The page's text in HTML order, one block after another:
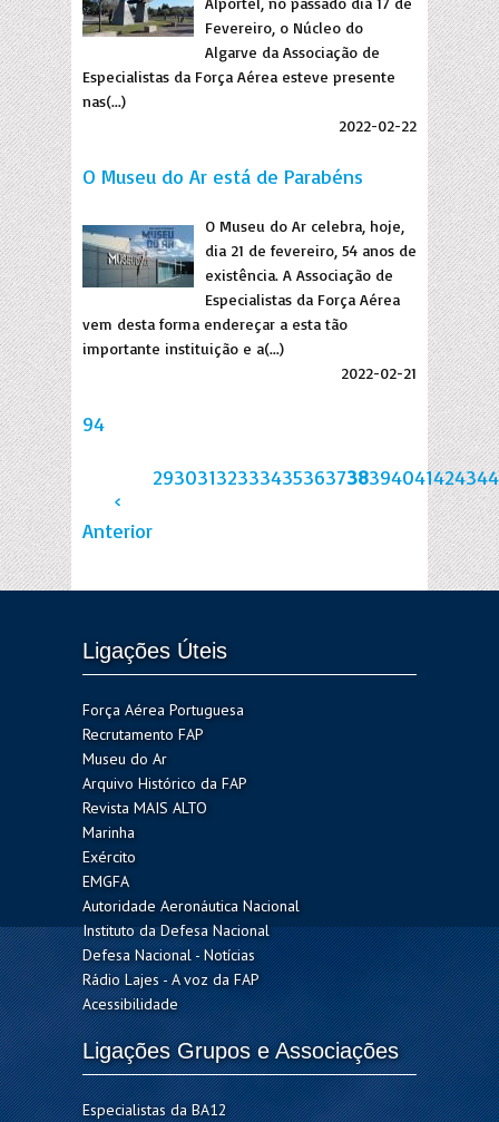
Fevereiro, o Núcleo do
Algarve da Associação de
Especialistas da Força Aérea esteve presente
nas(...)
2022-02-22
O Museu do Ar está de Parabéns
O Museu do Ar celebra, hoje,
dia 21 de fevereiro, 54 anos de
existência. A Associação de
Especialistas da Força Aérea
vem desta forma endereçar a esta tão
importante instituição e a(...)
2022-02-21
94
‹
Anterior
29303132333435363738394041424344
Ligações Úteis
Força Aérea Portuguesa
Recrutamento FAP
Museu do Ar
Arquivo Histórico da FAP
Revista MAIS ALTO
Marinha
Exército
EMGFA
Autoridade Aeronáutica Nacional
Instituto da Defesa Nacional
Defesa Nacional - Notícias
Rádio Lajes - A voz da FAP
Acessibilidade
Ligações Grupos e Associações
Especialistas da BA12